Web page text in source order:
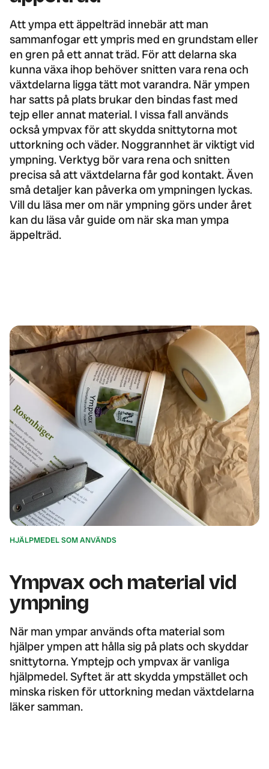
Att ympa ett äppelträd innebär att man
sammanfogar ett ympris med en grundstam eller
en gren på ett annat träd. För att delarna ska
kunna växa ihop behöver snitten vara rena och
växtdelarna ligga tätt mot varandra. När ympen
har satts på plats brukar den bindas fast med
tejp eller annat material. I vissa fall används
också ympvax för att skydda snittytorna mot
uttorkning och väder. Noggrannhet är viktigt vid
ympning. Verktyg bör vara rena och snitten
precisa så att växtdelarna får god kontakt. Även
små detaljer kan påverka om ympningen lyckas.
Vill du läsa mer om när ympning görs under året
kan du läsa vår guide om när ska man ympa
äppelträd.
HJÄLPMEDEL SOM ANVÄNDS
Ympvax och material vid
ympning
När man ympar används ofta material som
hjälper ympen att hålla sig på plats och skyddar
snittytorna. Ymptejp och ympvax är vanliga
hjälpmedel. Syftet är att skydda ympstället och
minska risken för uttorkning medan växtdelarna
läker samman.